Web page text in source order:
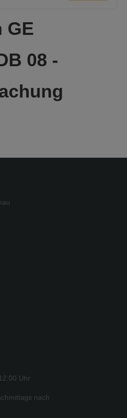
GE
08 -
Uhr
nach